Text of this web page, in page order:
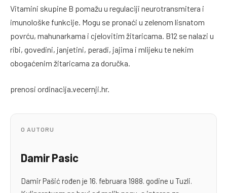
Vitamini skupine B pomažu u regulaciji neurotransmitera i
imunološke funkcije. Mogu se pronaći u zelenom lisnatom
povrću, mahunarkama i cjelovitim žitaricama. B12 se nalazi u
ribi, govedini, janjetini, peradi, jajima i mlijeku te nekim
obogaćenim žitaricama za doručka.
prenosi ordinacija.vecernji.hr.
O AUTORU
Damir Pasic
Damir Pašić rođen je 16. februara 1988. godine u Tuzli.